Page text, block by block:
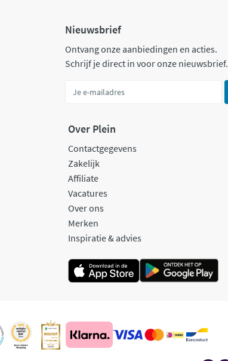
Nieuwsbrief
Ontvang onze aanbiedingen en acties.
Schrijf je direct in voor onze nieuwsbrief.
Over Plein
Contactgegevens
Zakelijk
Affiliate
Vacatures
Over ons
Merken
Inspiratie & advies